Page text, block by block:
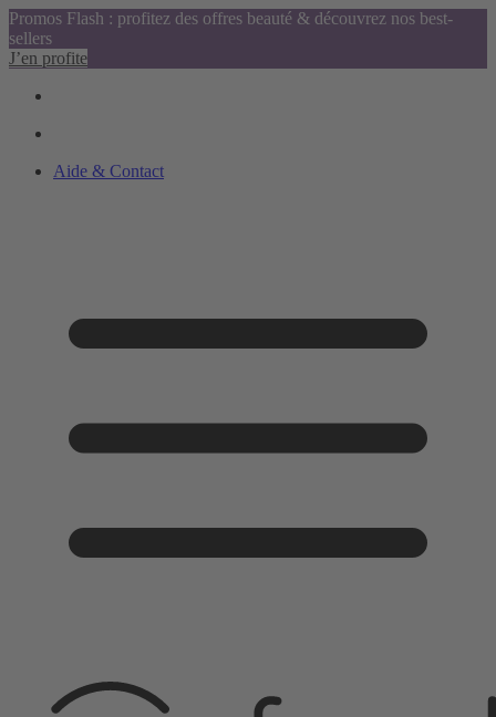
Promos Flash : profitez des offres beauté & découvrez nos best-
sellers
J’en profite
Aide & Contact